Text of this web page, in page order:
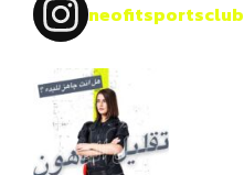
neofitsportsclub